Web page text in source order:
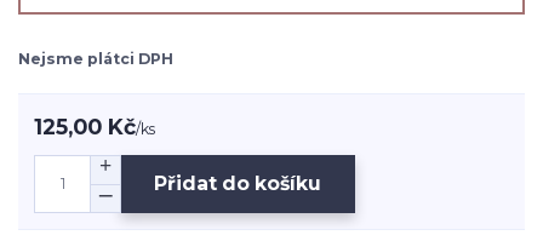
Nejsme plátci DPH
125,00 Kč/ks
Přidat do košíku